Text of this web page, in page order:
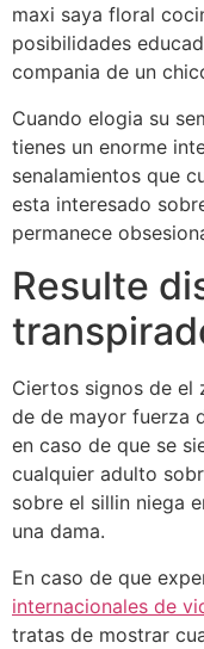
maxi saya floral
posibilidades
compania de un
Cuando elogia su
tienes un enorme
senalamientos que
esta interesado
permanece
Resulte
Ciertos signos de el
de de mayor fuerza
en caso de que se
cualquier adulto
sobre el silli­n niega
una dama.
En caso de que
internacionales de
tratas de mostrar